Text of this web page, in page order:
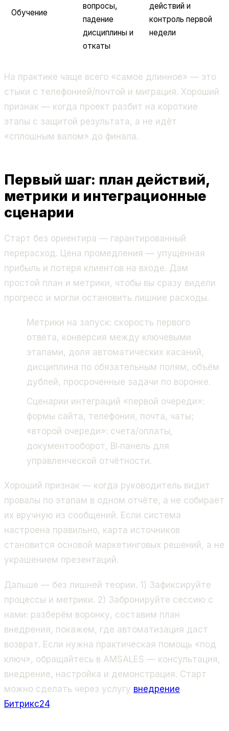
Обучение
вопросы,
падение
дисциплины и
откаты
действий и
контроль первой
недели
На практике чаще всего «самое длинное» — это
стыки с телефонией/почтой и миграция. Хороший
признак — когда проект разбит на короткие
этапы с защитой результата, а не идёт
«сплошным валом» до финала.
Первый шаг: план действий,
метрики и интеграционные
сценарии
Старт без ориентира — гарантированный
перерасход. Цена промедления — упущенная
прибыль и потеря клиентов на входе. Дам
простой план и метрики, чтобы вы сразу видели
прогресс и могли остановить лишние расходы.
Метрики на запуск: скорость первого
ответа, конверсия между ключевыми
этапами, доля автоматических касаний,
дисциплина по обязательным полям, объём
дублей, просроченные задачи по воронке.
Сценарии интеграций «первой очереди»:
формы сайта, телефония, почта, чаты;
«второй очереди»: счета/оплаты,
документооборот, BI‑панель для
управленческой отчётности.
Хороший признак — когда руководитель видит
провалы по этапам в одном отчёте, а не собирает
их вручную из сообщений. Если система
настроена правильно, карта источников
становится основой маркетинговых решений, а не
украшением презентаций.
Дальше — без лишней теории. 1) Зафиксируйте
процессы и метрики. 2) Забронируйте сессию с
нами: разберём воронку, составим план
внедрения, покажем, где автоматизация даст
возврат. Если нужна практическая помощь «под
ключ», обращайтесь в AMSALES — консультация,
внедрение, настройка и демонстрация. Старт
можно сделать через услугу внедрение
Битрикс24.